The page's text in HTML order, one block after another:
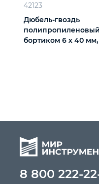
42123
Дюбель-гвоздь
бортиком 6 х 40
8 800 222-